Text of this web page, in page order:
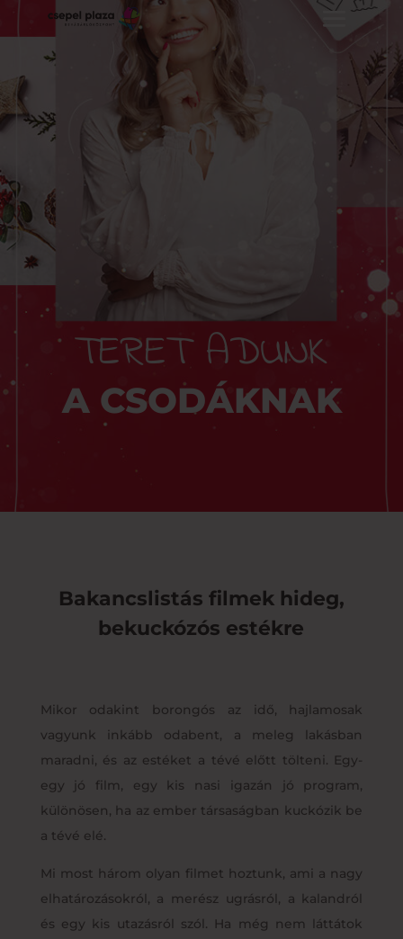
TERET ADUNK
A CSODÁKNAK
Bakancslistás filmek hideg,
bekuckózós estékre
Mikor odakint borongós az idő, hajlamosak
vagyunk inkább odabent, a meleg lakásban
maradni, és az estéket a tévé előtt tölteni. Egy-
egy jó film, egy kis nasi igazán jó program,
különösen, ha az ember társaságban kuckózik be
a tévé elé.
Mi most három olyan filmet hoztunk, ami a nagy
elhatározásokról, a merész ugrásról, a kalandról
és egy kis utazásról szól. Ha még nem láttátok